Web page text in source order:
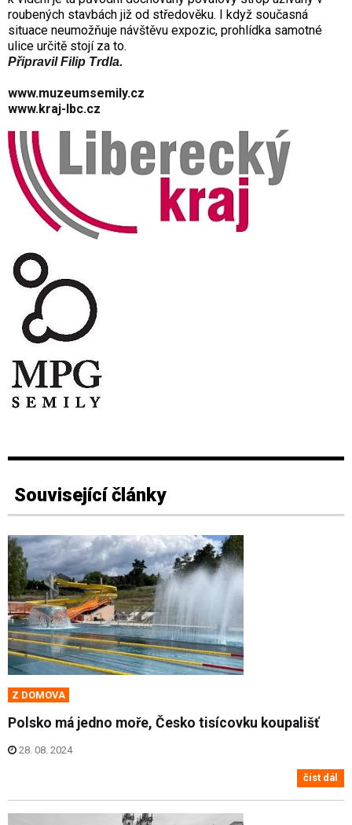
roubených stavbách již od středověku. I když současná
situace neumožňuje návštěvu expozic, prohlídka samotné
ulice určitě stojí za to.
Připravil Filip Trdla.
www.muzeumsemily.cz
www.kraj-lbc.cz
Související články
Z DOMOVA
Polsko má jedno moře, Česko tisícovku koupališť
28. 08. 2024
číst dál